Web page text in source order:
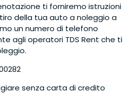
ti forniremo istruzioni
della tua auto a noleggio a
un numero di telefono
agli operatori TDS Rent che ti
senza carta di credito